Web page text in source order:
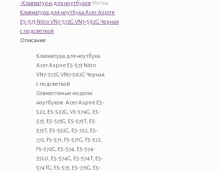
ноутбука
Acer
E5-
Черная
подсветкой
-Клавиатуры для ноутбуков Метка:
Клавиатура для ноутбука Acer Aspire
E5-573 Nitro VN7-572G VN7-592G Черная
с подсветкой
Описание
Клавиатура для ноутбука
Acer Aspire E5-573 Nitro
VN7-572G VN7-592G Черная
с подсветкой
Совместимые модели
ноутбуков: Acer Aspire E5-
522, E5-522G, V3-574G, E5-
573, E5-573G, E5-573T, E5-
573T, E5-532G, E5-722, E5-
772, F5-571, F5-571G, F5-572,
F5-572G, E5-574, E5-574-
55L0, E5-574G, E5-574T, E5-
574TG, E5-573, E5-773G, E5-